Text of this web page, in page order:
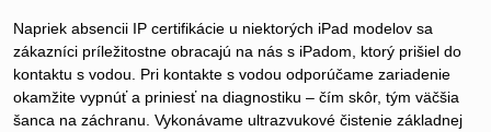
Napriek absencii IP certifikácie u niektorých iPad modelov sa
zákazníci príležitostne obracajú na nás s iPadom, ktorý prišiel do
kontaktu s vodou. Pri kontakte s vodou odporúčame zariadenie
okamžite vypnúť a priniesť na diagnostiku – čím skôr, tým väčšia
šanca na záchranu. Vykonávame ultrazvukové čistenie základnej